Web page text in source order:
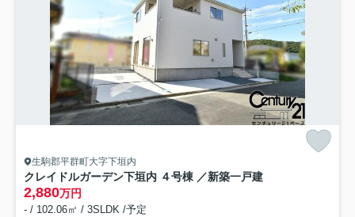
生駒郡平群町大字下垣内
クレイドルガーデン下垣内 ４号棟 ／新築一戸建
2,880万円
- / 102.06㎡ / 3SLDK /予定